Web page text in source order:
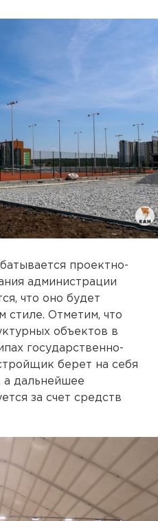
проектно-
администрации
что оно будет
стиле. Отметим, что
объектов в
государственно-
берет на себя
а дальнейшее
за счет средств